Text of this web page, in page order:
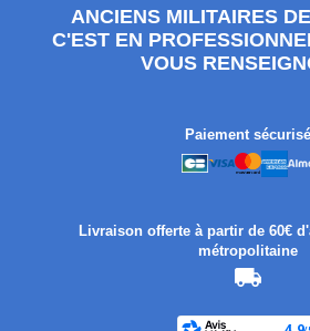
ANCIENS MILITAIRES
C'EST EN
VOUS
Paiement sécurisé
Livraison offerte à partir de 60€
métropolitaine